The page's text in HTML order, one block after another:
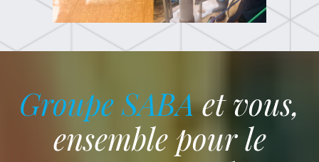
Groupe SABAet vous,
ensemble pour le